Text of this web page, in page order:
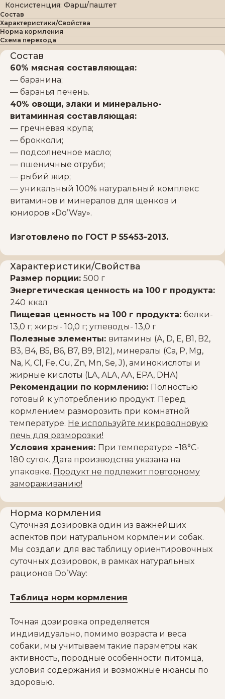
Консистенция: Фарш/паштет
Состав
Характеристики/Свойства
Норма кормления
Схема перехода
Состав
60% мясная составляющая:
— баранина;
— баранья печень.
40% овощи, злаки и минерально-
витаминная составляющая:
— гречневая крупа;
— брокколи;
— подсолнечное масло;
— пшеничные отруби;
— рыбий жир;
— уникальный 100% натуральный комплекс
витаминов и минералов для щенков и
юниоров «Do’Way».
Изготовлено по ГОСТ Р 55453-2013.
Характеристики/Свойства
Размер порции: 500 г
Энергетическая ценность на 100 г продукта:
240 ккал
Пищевая ценность на 100 г продукта: белки-
13,0 г; жиры- 10,0 г; углеводы- 13,0 г
Полезные элементы: витамины (A, D, E, B1, B2,
B3, B4, B5, B6, B7, B9, B12), минералы (Ca, P, Mg,
Na, K, Cl, Fe, Cu, Zn, Mn, Se, J), аминокислоты и
жирные кислоты (LA, ALA, AA, EPA, DHA)
Рекомендации по кормлению: Полностью
готовый к употреблению продукт. Перед
кормлением разморозить при комнатной
температуре. Не используйте микроволновую
печь для разморозки!
Условия хранения: При температуре −18°С-
180 суток. Дата производства указана на
упаковке. Продукт не подлежит повторному
замораживанию!
Норма кормления
Суточная дозировка один из важнейших
аспектов при натуральном кормлении собак.
Мы создали для вас таблицу ориентировочных
суточных дозировок, в рамках натуральных
рационов Do’Way:
Таблица норм кормления
Точная дозировка определяется
индивидуально, помимо возраста и веса
собаки, мы учитываем такие параметры как
активность, породные особенности питомца,
условия содержания и возможные нюансы по
здоровью.